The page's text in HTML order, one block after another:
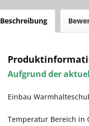
Beschreibung
Aufgrund der
Einbau
Temperatur Bereich in